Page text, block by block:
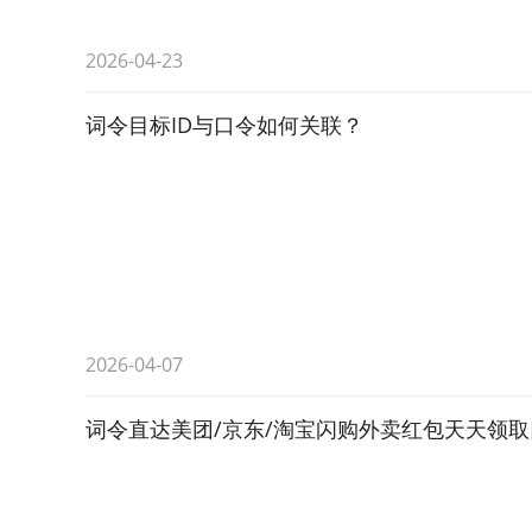
2026-04-23
词令目标ID与口令如何关联？
2026-04-07
词令直达美团/京东/淘宝闪购外卖红包天天领取